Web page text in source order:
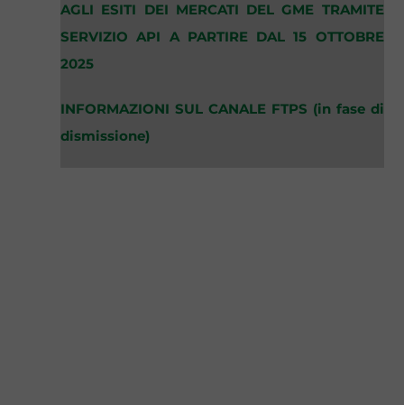
AGLI ESITI DEI MERCATI DEL GME TRAMITE
SERVIZIO API A PARTIRE DAL 15 OTTOBRE
2025
INFORMAZIONI SUL CANALE FTPS (in fase di
dismissione)